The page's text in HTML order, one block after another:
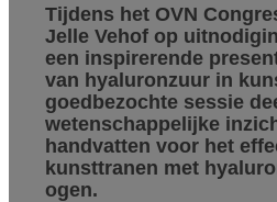
Tijdens het OVN
Jelle Vehof op
een inspirerende
van hyaluronzuur in
goedbezochte sessie
wetenschappelijke
handvatten voor het
kunsttranen met
ogen.